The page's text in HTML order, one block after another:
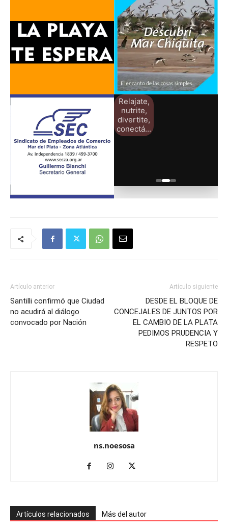
Relajate,
nutrite,
divertite,
conectá...
Artículo anterior
Santilli confirmó que Ciudad
no acudirá al diálogo
convocado por Nación
Artículo siguiente
DESDE EL BLOQUE DE
CONCEJALES DE JUNTOS POR
EL CAMBIO DE LA PLATA
PEDIMOS PRUDENCIA Y
RESPETO
ns.noesosa
Artículos relacionados Más del autor